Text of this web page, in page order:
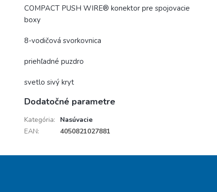
COMPACT PUSH WIRE® konektor pre spojovacie
boxy
8-vodičová svorkovnica
priehľadné puzdro
svetlo sivý kryt
Dodatočné parametre
Kategória:
Nasúvacie
EAN: 4050821027881